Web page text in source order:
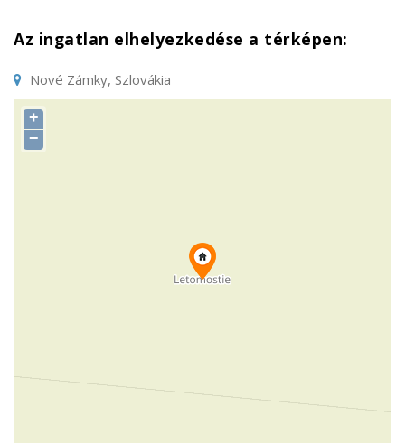
Az ingatlan elhelyezkedése a térképen:
Nové Zámky, Szlovákia
+
−